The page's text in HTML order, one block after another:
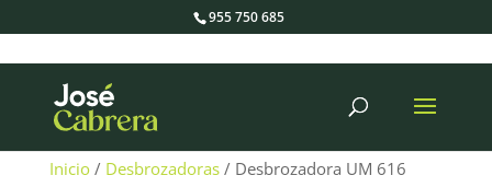
955 750 685
Inicio/ Desbrozadoras/ Desbrozadora UM 616